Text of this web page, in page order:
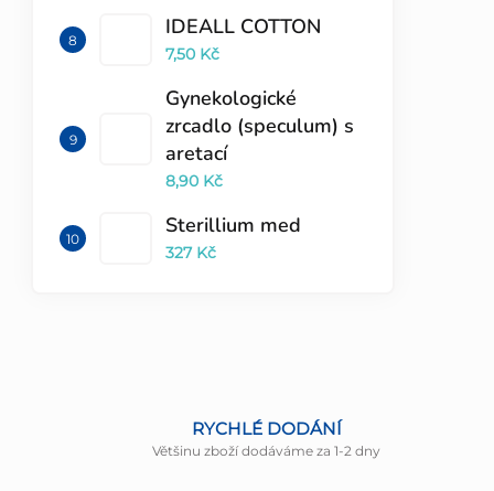
IDEALL COTTON
7,50 Kč
Gynekologické
zrcadlo (speculum) s
aretací
8,90 Kč
Sterillium med
327 Kč
RYCHLÉ DODÁNÍ
Většinu zboží dodáváme za 1-2 dny